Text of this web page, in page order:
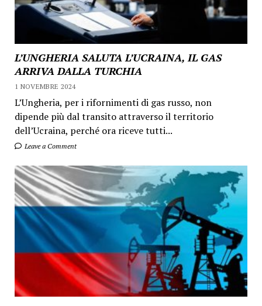
L’UNGHERIA SALUTA L’UCRAINA, IL GAS
ARRIVA DALLA TURCHIA
1 NOVEMBRE 2024
L’Ungheria, per i rifornimenti di gas russo, non
dipende più dal transito attraverso il territorio
dell’Ucraina, perché ora riceve tutti...
Leave a Comment